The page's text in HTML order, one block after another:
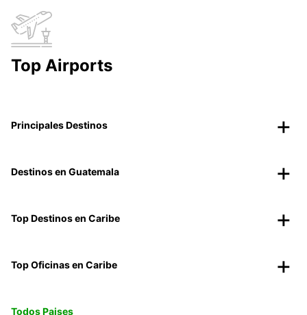
Top Airports
Principales Destinos
Destinos en Guatemala
Top Destinos en Caribe
Top Oficinas en Caribe
Todos Paises